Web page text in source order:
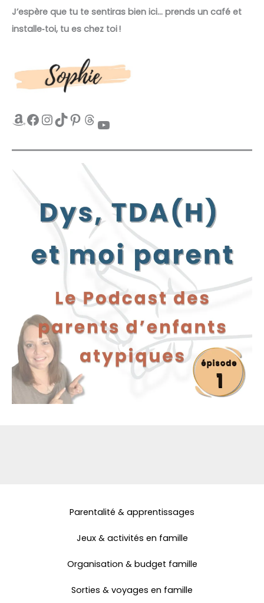
J’espère que tu te sentiras bien ici… prends un café et
installe‑toi, tu es chez toi !
Amazon Facebook InstagramTikTok Pinterest Threads YouTube
Parentalité & apprentissages
Jeux & activités en famille
Organisation & budget famille
Sorties & voyages en famille